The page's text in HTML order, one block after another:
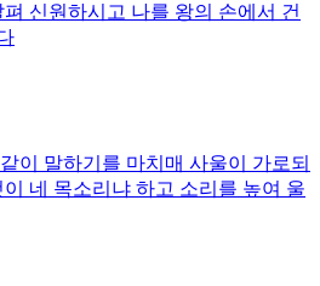
신원하시고 나를 왕의 손에서 건
이 말하기를 마치매 사울이 가로되
네 목소리냐 하고 소리를 높여 울